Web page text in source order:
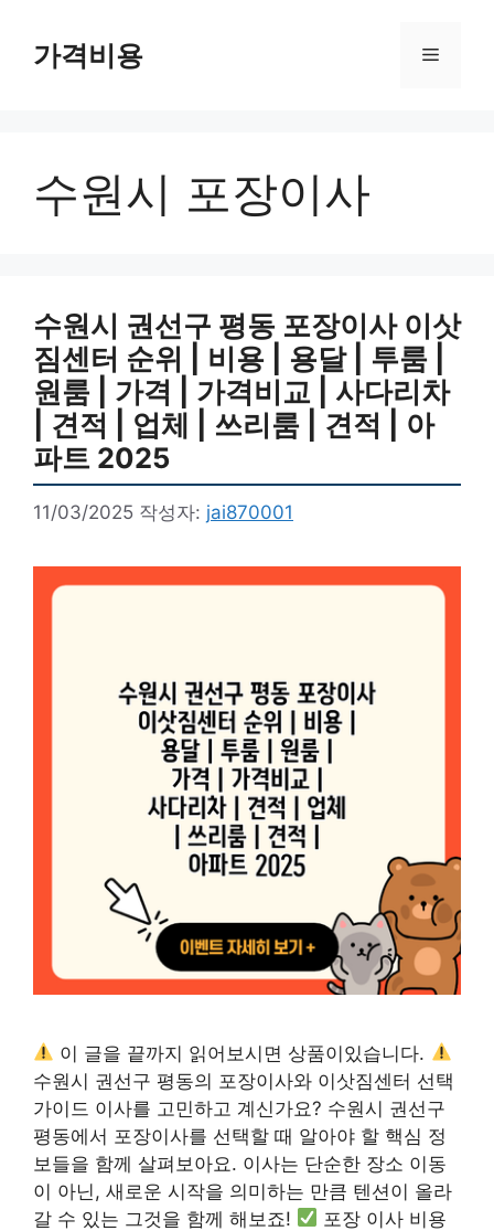
가격비용 메
수원시 포장이사
수원시 권선구 평동 포장이사 이삿
짐센터 순위 | 비용 | 용달 | 투룸 |
원룸 | 가격 | 가격비교 | 사다리차
| 견적 | 업체 | 쓰리룸 | 견적 | 아
파트 2025
11/03/2025 작성자: jai870001
이 글을 끝까지 읽어보시면 상품이있습니다.
수원시 권선구 평동의 포장이사와 이삿짐센터 선택
가이드 이사를 고민하고 계신가요? 수원시 권선구
평동에서 포장이사를 선택할 때 알아야 할 핵심 정
보들을 함께 살펴보아요. 이사는 단순한 장소 이동
이 아닌, 새로운 시작을 의미하는 만큼 텐션이 올라
갈 수 있는 그것을 함께 해보죠!
포장 이사 비용